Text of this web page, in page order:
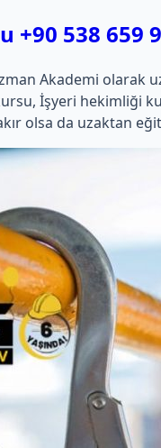
+90 538 659
Akademi olarak
İşyeri
olsa da uzaktan